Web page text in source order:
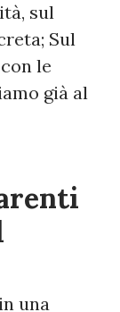
sul
Sul
le
già al
una